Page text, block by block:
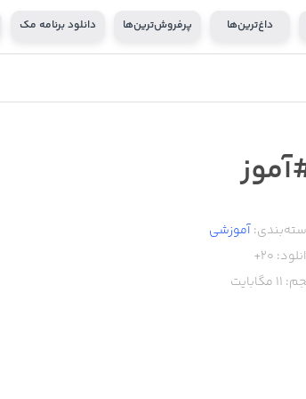
داغ‌ترین‌ها پرفروش‌ترین‌ها دانلود برنامه مک
آموزشی
20+
11 مگابایت